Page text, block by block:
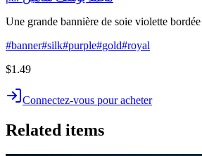
Une grande bannière de soie violette
#banner#silk#purple#gold#royal
$1.49
Connectez-vous pour acheter
Related items